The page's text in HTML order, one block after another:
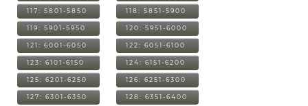
117: 5801-5850 118: 5851-5900
119: 5901-5950 120: 5951-6000
121: 6001-6050 122: 6051-6100
123: 6101-6150 124: 6151-6200
125: 6201-6250 126: 6251-6300
127: 6301-6350 128: 6351-6400